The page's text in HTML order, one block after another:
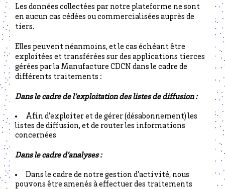
Les données collectées par notre plateforme ne sont
en aucun cas cédées ou commercialisées auprès de
tiers.
Elles peuvent néanmoins, et le cas échéant être
exploitées et transférées sur des applications tierces
gérées par la Manufacture CDCN dans le cadre de
différents traitements :
Dans le cadre de l’exploitation des listes de diffusion :
Afin d’exploiter et de gérer (désabonnement) les
listes de diffusion, et de router les informations
concernées
Dans le cadre d’analyses :
Dans le cadre de notre gestion d’activité, nous
pouvons être amenés à effectuer des traitements